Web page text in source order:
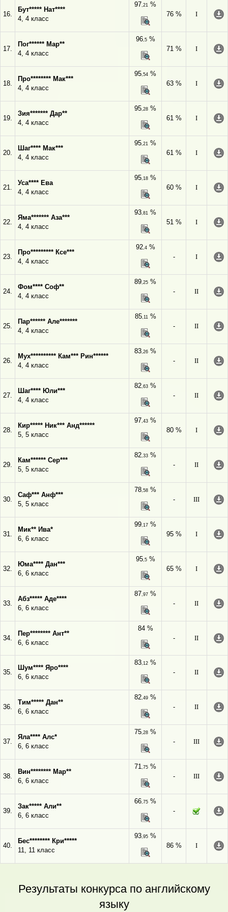
16.
Бут***** Нат****
4, 4 класс
97,21 %
76 %
I
17.
Пог****** Мар**
4, 4 класс
96,5%
71 %
I
18.
Про******** Мак***
4, 4 класс
95,54 %
63 %
I
19.
Зия******* Дар**
4, 4 класс
95,28 %
61 %
I
20.
Шаг**** Мак***
4, 4 класс
95,21 %
61 %
I
21.
Уса**** Ева
4, 4 класс
95,18 %
60 %
I
22.
Яма******* Аза***
4, 4 класс
93,81 %
51 %
I
23.
Про********* Ксе***
4, 4 класс
92,4%
-
I
24.
Фом**** Соф**
4, 4 класс
89,25 %
-
II
25.
Пар****** Але*******
4, 4 класс
85,11%
-
II
26.
Мух********** Кам*** Рин******
4, 4 класс
83,26 %
-
II
27.
Шаг**** Юли***
4, 4 класс
82,63 %
-
II
28.
Кир***** Ник*** Анд******
5, 5 класс
97,43 %
80 %
I
29.
Кам****** Сер***
5, 5 класс
82,33 %
-
II
30.
Саф*** Анф***
5, 5 класс
78,58 %
-
III
31.
Мик** Ива*
6, 6 класс
99,17 %
95 %
I
32.
Юма**** Дан***
6, 6 класс
95,5%
65 %
I
33.
Абз***** Аде****
6, 6 класс
87,97 %
-
II
34.
Пер******** Ант**
6, 6 класс
84 %
-
II
35.
Шум**** Яро****
6, 6 класс
83,12 %
-
II
36.
Тим***** Дан**
6, 6 класс
82,49 %
-
II
37.
Яла**** Алс*
6, 6 класс
75,28 %
-
III
38.
Вин******** Мар**
6, 6 класс
71,75 %
-
III
39.
Зак***** Али**
6, 6 класс
66,75 %
-
40.
Бес******** Кри*****
11, 11 класс
93,95 %
86 %
I
Результаты конкурса по английскому
языку